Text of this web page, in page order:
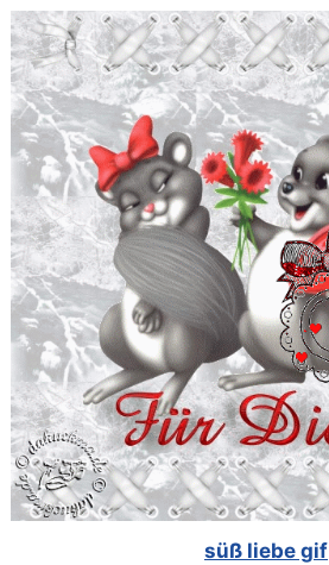
süß liebe gif